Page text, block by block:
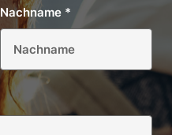
Nachname *